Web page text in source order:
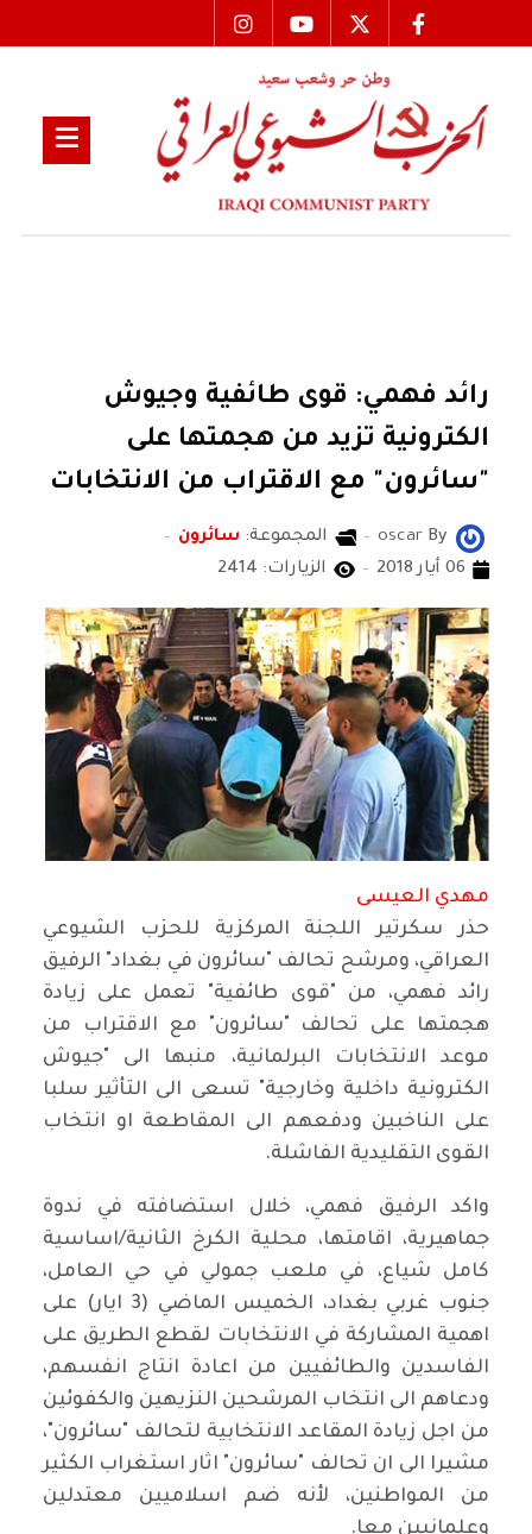
رائد فهمي: قوى طائفية وجيوش
الكترونية تزيد من هجمتها على
"سائرون" مع الاقتراب من الانتخابات
By
oscar المجموعة: سائرون
06 أيار 2018
الزيارات: 2414
مهدي العيسى
حذر سكرتير اللجنة المركزية للحزب الشيوعي
العراقي، ومرشح تحالف "سائرون في بغداد" الرفيق
رائد فهمي، من "قوى طائفية" تعمل على زيادة
هجمتها على تحالف "سائرون" مع الاقتراب من
موعد الانتخابات البرلمانية، منبها الى "جيوش
الكترونية داخلية وخارجية" تسعى الى التأثير سلبا
على الناخبين ودفعهم الى المقاطعة او انتخاب
القوى التقليدية الفاشلة.
واكد الرفيق فهمي، خلال استضافته في ندوة
جماهيرية، اقامتها، محلية الكرخ الثانية/اساسية
كامل شياع، في ملعب جمولي في حي العامل،
جنوب غربي بغداد، الخميس الماضي (3 ايار) على
اهمية المشاركة في الانتخابات لقطع الطريق على
الفاسدين والطائفيين من اعادة انتاج انفسهم،
ودعاهم الى انتخاب المرشحين النزيهين والكفوئين
من اجل زيادة المقاعد الانتخابية لتحالف "سائرون"،
مشيرا الى ان تحالف "سائرون" اثار استغراب الكثير
من المواطنين، لأنه ضم اسلاميين معتدلين
وعلمانيين معا.